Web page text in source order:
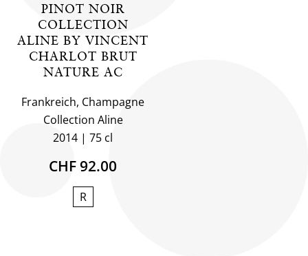
PINOT NOIR
COLLECTION
ALINE BY VINCENT
CHARLOT BRUT
NATURE AC
Frankreich, Champagne
Collection Aline
2014
75 cl
CHF 92.00
R